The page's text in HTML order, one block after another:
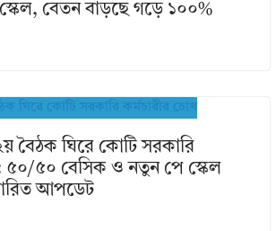
বেতন বাড়ছে গড়ে ১০০%
বৈঠক ঘিরে কোটি সরকারি
৫০/৫০ বেসিক ও নতুন পে স্কেল
আপডেট